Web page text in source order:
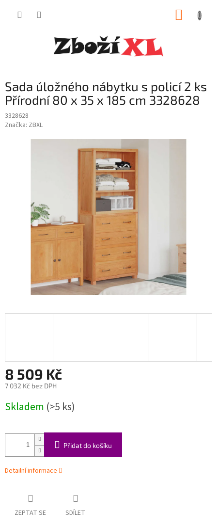
Sada úložného nábytku s policí 2 ks
Přírodní 80 x 35 x 185 cm 3328628
3328628
Značka: ZBXL
8 509 Kč
7 032 Kč bez DPH
cena:
Skladem (>5 ks)
Přidat do košíku
Detailní informace
ZEPTAT SE SDÍLET